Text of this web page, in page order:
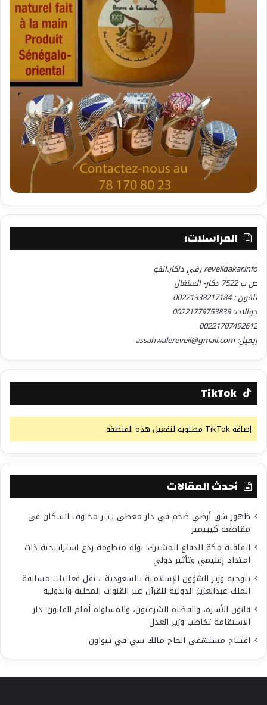
المراسلات:
reveildakar.info رفي داكار.انفو
ص ب 7522 دكار- السنغال
تلفون : 00221338217184
جوالات: 00221779753839
00221707492612
إيميل: assahwalereveil@gmail.com
TikTok
إضافة TikTok مطلوبة لتفعيل هذه المنطقة.
أحدث المقالات
ظهور شق أرضي ضخم في دار معطي يثير مخاوف السكان في
مقاطعة كيبيمير
اتفاقية مكة للدفاع المشترك: نواة منظومة ردع استراتيجية ذات
امتداد إقليمي وتأثير دولي
بتوجيه وزير الشؤون الإسلامية بالسعودية .. نقل فعاليات مسابقة
الملك عبدالعزيز الدولية للقرآن عبر القنوات المحلية والدولية
قانون الأسرة، والقضاة الشرعيون، والمساواة أمام القانون: دار
الاستقامة تخاطب وزير العدل
افتتاح مستشفى الحاج مالك سي في تيواون